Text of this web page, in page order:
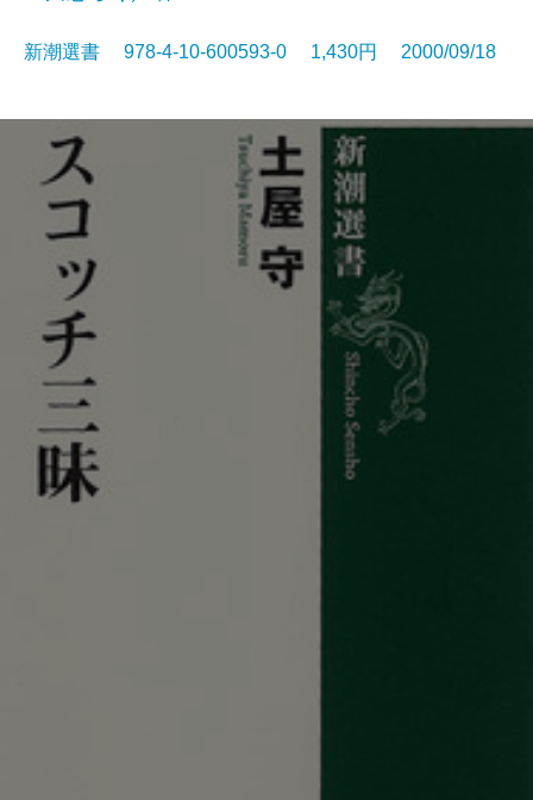
新潮選書 978-4-10-600593-0 1,430円 2000/09/18